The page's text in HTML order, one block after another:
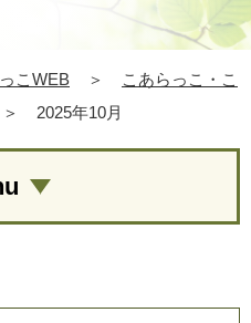
こWEB ＞
こあらっこ・こ
＞ 2025年10月